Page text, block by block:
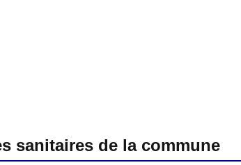
sanitaires de la commune